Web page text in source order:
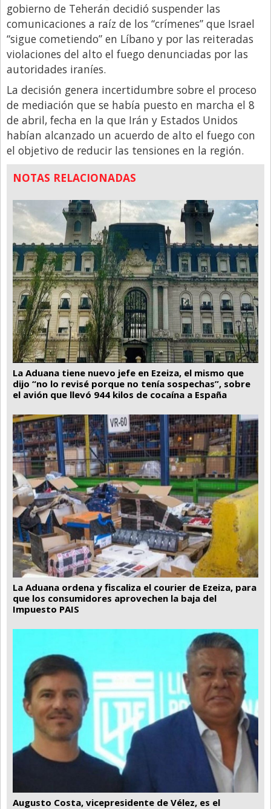
gobierno de Teherán decidió suspender las
comunicaciones a raíz de los “crímenes” que Israel
“sigue cometiendo” en Líbano y por las reiteradas
violaciones del alto el fuego denunciadas por las
autoridades iraníes.
La decisión genera incertidumbre sobre el proceso
de mediación que se había puesto en marcha el 8
de abril, fecha en la que Irán y Estados Unidos
habían alcanzado un acuerdo de alto el fuego con
el objetivo de reducir las tensiones en la región.
NOTAS RELACIONADAS
La Aduana tiene nuevo jefe en Ezeiza, el mismo que
dijo “no lo revisé porque no tenía sospechas”, sobre
el avión que llevó 944 kilos de cocaína a España
La Aduana ordena y fiscaliza el courier de Ezeiza, para
que los consumidores aprovechen la baja del
Impuesto PAIS
Augusto Costa, vicepresidente de Vélez, es el